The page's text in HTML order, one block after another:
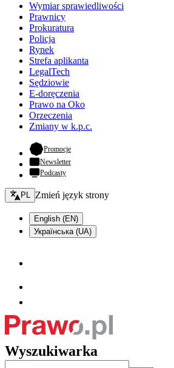
Wymiar sprawiedliwości
Prawnicy
Prokuratura
Policja
Rynek
Strefa aplikanta
LegalTech
Sędziowie
E-doręczenia
Prawo na Oko
Orzeczenia
Zmiany w k.p.c.
Promocje- otwiera się w nowej karcie
Newsletter
Podcasty
Zmień język - bieżący:
PL Zmień język strony
English (EN)
Українська (UA)
Wyszukiwarka